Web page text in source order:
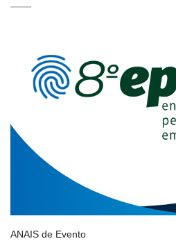
ANAIS de Evento